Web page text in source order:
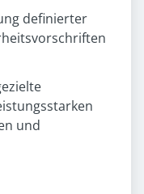
definierter
und